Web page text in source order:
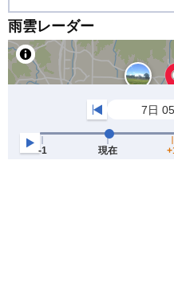
雨雲レーダー